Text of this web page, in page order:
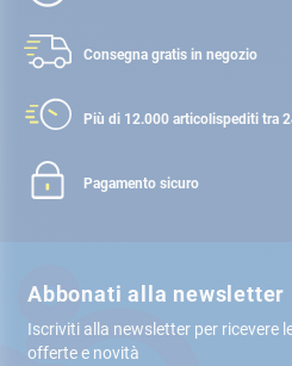
Consegna gratis in negozio
Più di 12.000 articolispediti tra
Pagamento sicuro
Abbonati alla newsletter
Iscriviti alla newsletter per ricevere
offerte e novità